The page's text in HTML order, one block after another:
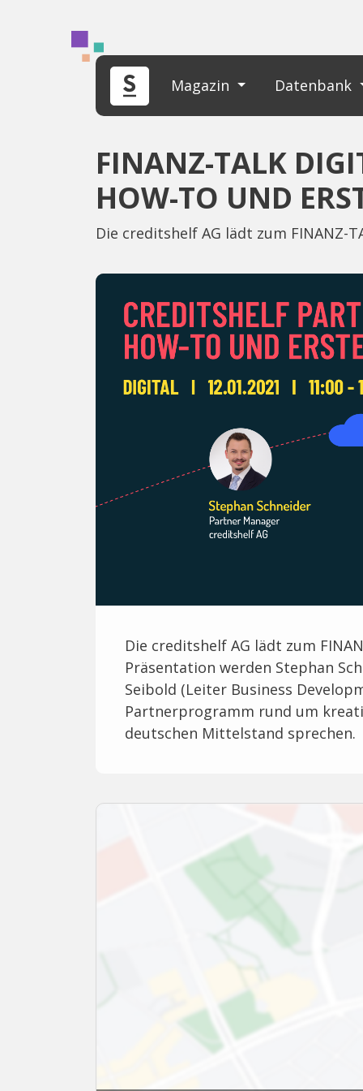
Magazin Datenbank
FINANZ-TALK
HOW-TO UND
Die creditshelf AG lädt zum FINANZ-
Die creditshelf AG lädt zum
Präsentation werden Stephan
Seibold (Leiter Business
Partnerprogramm rund um
deutschen Mittelstand sprechen.